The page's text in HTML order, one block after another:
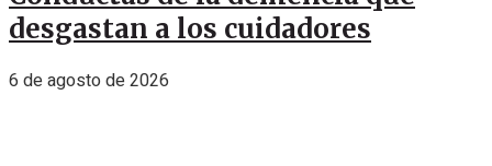
desgastan a los cuidadores
6 de agosto de 2026